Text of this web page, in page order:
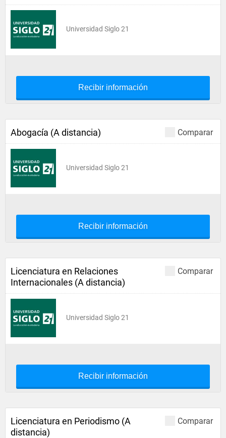
Universidad Siglo 21
Recibir información
Comparar
Abogacía (A distancia)
Universidad Siglo 21
Recibir información
Comparar
Licenciatura en Relaciones
Internacionales (A distancia)
Universidad Siglo 21
Recibir información
Comparar
Licenciatura en Periodismo (A
distancia)